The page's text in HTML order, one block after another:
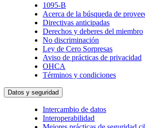
1095-B
Acerca de la búsqueda de
Directivas anticipadas
Derechos y deberes del miembro
No discriminación
Ley de Cero Sorpresas
Aviso de prácticas de privacidad
OHCA
Términos y condiciones
Datos y seguridad
Intercambio de datos
Interoperabilidad